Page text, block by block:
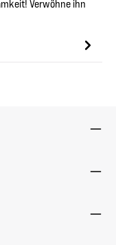
Verwöhne ihn